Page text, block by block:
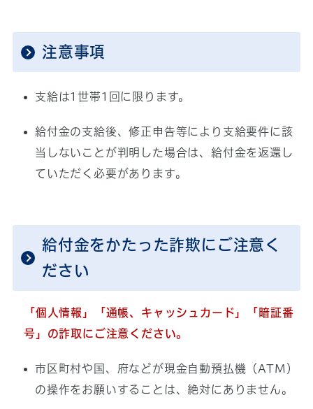
注意事項
支給は1世帯1回に限ります。
給付金の支給後、修正申告等により支給要件に該
当しないことが判明した場合は、給付金を返還し
ていただく必要があります。
給付金をかたった詐欺にご注意く
ださい
「個人情報」「通帳、キャッシュカード」「暗証番
号」の詐取にご注意ください。
市区町村や国、府などが現金自動預払機（ATM）
の操作をお願いすることは、絶対にありません。